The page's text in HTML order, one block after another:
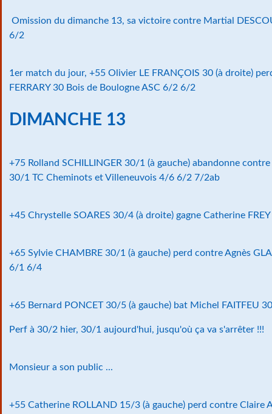
Omission du dimanche 13, sa victoire contre Martial
6/2
1er match du jour, +55 Olivier LE FRANÇOIS 30 (à droite)
FERRARY 30 Bois de Boulogne ASC 6/2 6/2
DIMANCHE 13
+75 Rolland SCHILLINGER 30/1 (à gauche) abandonne
30/1 TC Cheminots et Villeneuvois 4/6 6/2 7/2ab
+45 Chrystelle SOARES 30/4 (à droite) gagne Catherine
+65 Sylvie CHAMBRE 30/1 (à gauche) perd contre Agnès
6/1 6/4
+65 Bernard PONCET 30/5 (à gauche) bat Michel FAITFEU
Perf à 30/2 hier, 30/1 aujourd'hui, jusqu'où ça va s'arrêter !!!
Monsieur a son public ...
+55 Catherine ROLLAND 15/3 (à gauche) perd contre Claire